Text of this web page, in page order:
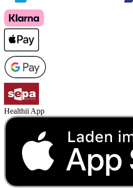
Healthii App